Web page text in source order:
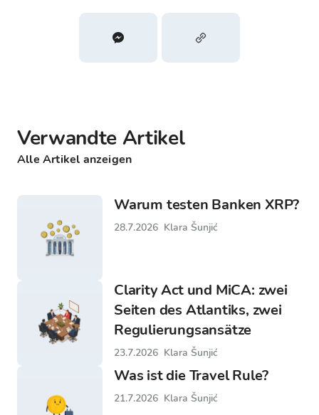
Verwandte Artikel
Alle Artikel anzeigen
Warum testen Banken XRP?
28.7.2026 Klara Šunjić
Clarity Act und MiCA: zwei
Seiten des Atlantiks, zwei
Regulierungsansätze
23.7.2026 Klara Šunjić
Was ist die Travel Rule?
21.7.2026 Klara Šunjić